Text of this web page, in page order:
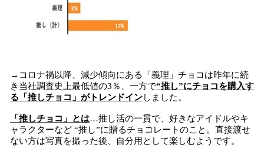
→コロナ禍以降、減少傾向にある「義理」チョコは昨年に続
き当社調査史上最低値の3％、一方で“推し”にチョコを購入す
る「推しチョコ」がトレンドインしました。
「推しチョコ」とは…推し活の一貫で、好きなアイドルやキ
ャラクターなど “推し”に贈るチョコレートのこと。直接渡せ
ない方は写真を撮った後、自分用として楽しむようです。